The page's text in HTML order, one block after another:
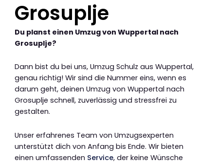
Grosuplje
Du planst einen Umzug von Wuppertal nach
Grosuplje?
Dann bist du bei uns, Umzug Schulz aus Wuppertal,
genau richtig! Wir sind die Nummer eins, wenn es
darum geht, deinen Umzug von Wuppertal nach
Grosuplje schnell, zuverlässig und stressfrei zu
gestalten.
Unser erfahrenes Team von Umzugsexperten
unterstützt dich von Anfang bis Ende. Wir bieten
einen umfassenden Service, der keine Wünsche